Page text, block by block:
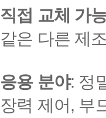
직접 교체 가
같은 다른 제
응용 분야: 정
장력 제어, 부